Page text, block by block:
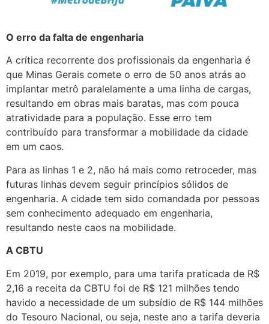
O erro da falta de engenharia
A crítica recorrente dos profissionais da engenharia é
que Minas Gerais comete o erro de 50 anos atrás ao
implantar metrô paralelamente a uma linha de cargas,
resultando em obras mais baratas, mas com pouca
atratividade para a população. Esse erro tem
contribuído para transformar a mobilidade da cidade
em um caos.
Para as linhas 1 e 2, não há mais como retroceder, mas
futuras linhas devem seguir princípios sólidos de
engenharia. A cidade tem sido comandada por pessoas
sem conhecimento adequado em engenharia,
resultando neste caos na mobilidade.
A CBTU
Em 2019, por exemplo, para uma tarifa praticada de R$
2,16 a receita da CBTU foi de R$ 121 milhões tendo
havido a necessidade de um subsídio de R$ 144 milhões
do Tesouro Nacional, ou seja, neste ano a tarifa deveria